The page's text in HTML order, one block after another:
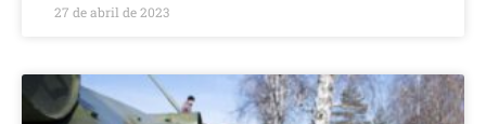
27 de abril de 2023